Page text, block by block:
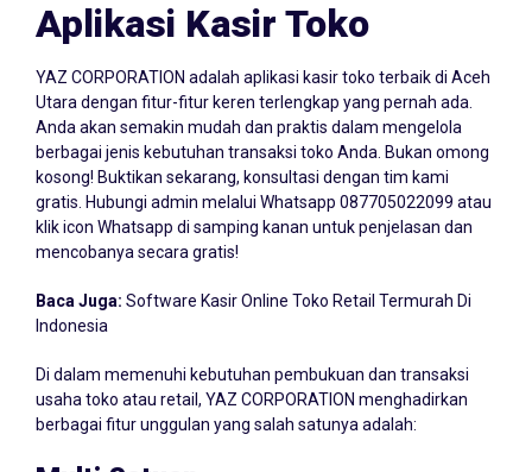
Aplikasi Kasir Toko
YAZ CORPORATION adalah aplikasi kasir toko terbaik di Aceh
Utara dengan fitur-fitur keren terlengkap yang pernah ada.
Anda akan semakin mudah dan praktis dalam mengelola
berbagai jenis kebutuhan transaksi toko Anda. Bukan omong
kosong! Buktikan sekarang, konsultasi dengan tim kami
gratis. Hubungi admin melalui Whatsapp 087705022099 atau
klik icon Whatsapp di samping kanan untuk penjelasan dan
mencobanya secara gratis!
Baca Juga: Software Kasir Online Toko Retail Termurah Di
Indonesia
Di dalam memenuhi kebutuhan pembukuan dan transaksi
usaha toko atau retail, YAZ CORPORATION menghadirkan
berbagai fitur unggulan yang salah satunya adalah: